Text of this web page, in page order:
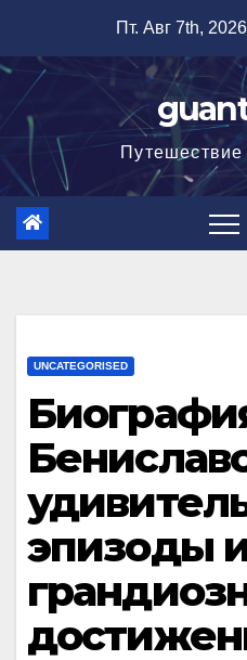
содержимому
Пт. Авг 7th, 2026
UNCATEGORISED
эпизоды